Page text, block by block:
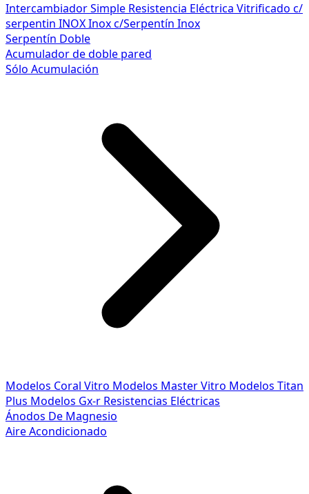
Intercambiador Simple Resistencia Eléctrica Vitrificado c/
serpentin INOXInox c/Serpentín Inox
Serpentín Doble
Acumulador de doble pared
Sólo Acumulación
Modelos Coral Vitro Modelos Master Vitro Modelos Titan
Plus Modelos Gx-r Resistencias Eléctricas
Ánodos De Magnesio
Aire Acondicionado